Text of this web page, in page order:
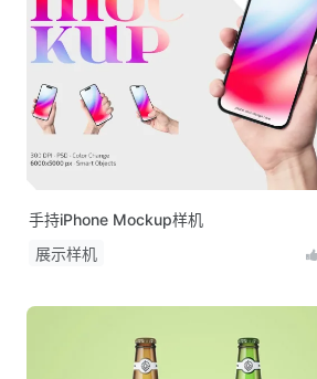
手持iPhone Mockup样机
展示样机